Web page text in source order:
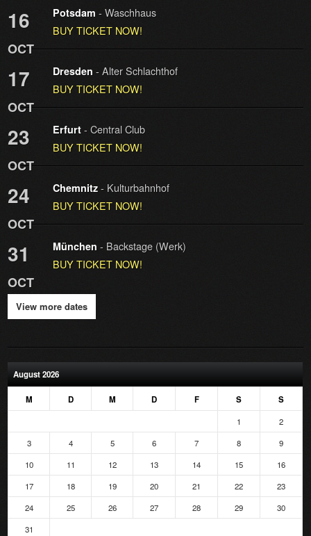
16
OCT
Potsdam - Waschhaus
BUY TICKET NOW!
17
OCT
Dresden - Alter Schlachthof
BUY TICKET NOW!
23
OCT
Erfurt - Central Club
BUY TICKET NOW!
24
OCT
Chemnitz - Kulturbahnhof
BUY TICKET NOW!
31
OCT
München - Backstage (Werk)
BUY TICKET NOW!
View more dates
August 2026
M D M D F S S
1
2
3
4 5 6 7 8
9
10
11 12 13 14 15
16
17
18 19 20 21 22
23
24
25 26 27 28 29
30
31